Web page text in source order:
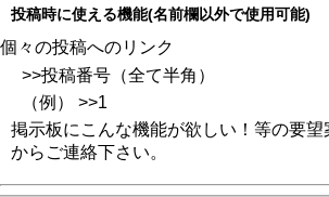
投稿時に使える機能(名前欄以外で使用可能)
個々の投稿へのリンク
>>投稿番号（全て半角）
（例） >>1
掲示板にこんな機能が欲しい！等の要望
からご連絡下さい。